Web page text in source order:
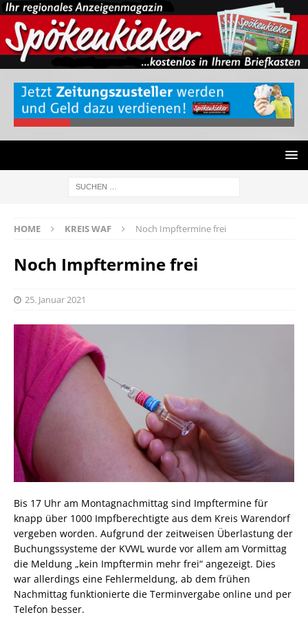
HOME KREIS WAF Noch Impftermine frei
Noch Impftermine frei
25. Januar 2021
Bis 17 Uhr am Montagnachmittag sind Impftermine für
knapp über 1000 Impfberechtigte aus dem Kreis Warendorf
vergeben worden. Aufgrund der zeitweisen Überlastung der
Buchungssysteme der KVWL wurde vor allem am Vormittag
die Meldung „kein Impftermin mehr frei“ angezeigt. Dies
war allerdings eine Fehlermeldung, ab dem frühen
Nachmittag funktionierte die Terminvergabe online und per
Telefon besser.